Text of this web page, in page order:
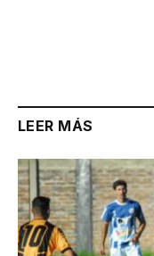
LEER MÁS